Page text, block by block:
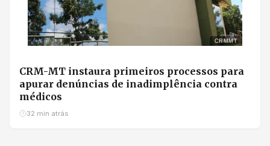
CRMMT
CRM-MT instaura primeiros processos para
apurar denúncias de inadimplência contra
médicos
32 min atrás